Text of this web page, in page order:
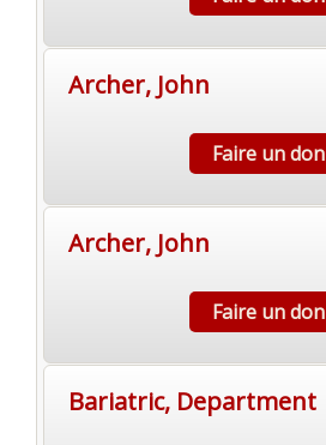
Archer, John
Faire un don
Archer, John
Faire un don
Bariatric, Department